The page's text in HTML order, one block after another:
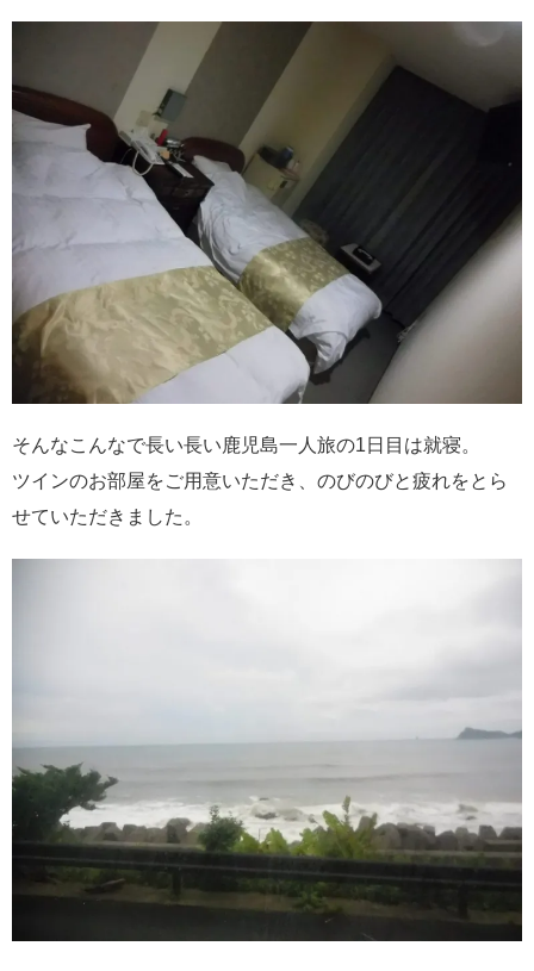
そんなこんなで長い長い鹿児島一人旅の1日目は就寝。
ツインのお部屋をご用意いただき、のびのびと疲れをとら
せていただきました。